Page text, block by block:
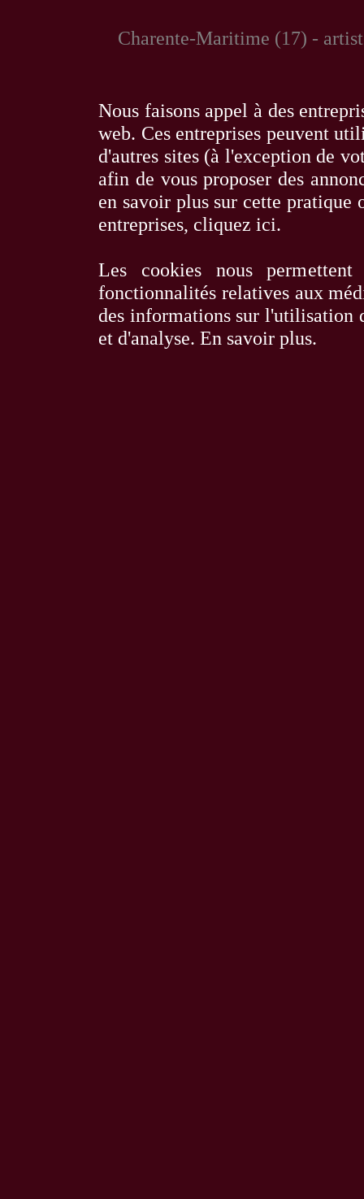
Charente-Maritime (17) -
Nous faisons appel à des
web. Ces entreprises peuvent
d'autres sites (à l'exception de
afin de vous proposer des
en savoir plus sur cette pratique
entreprises, cliquez ici.
Les cookies nous
fonctionnalités relatives aux
des informations sur l'utilisation
et d'analyse. En savoir plus.